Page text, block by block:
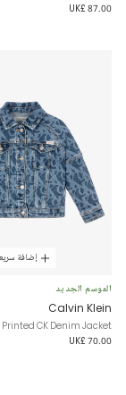
UK£ 87.00
إضافة
الموسم الجديد
Calvin Klein
Printed CK Denim Jacket
UK£ 70.00